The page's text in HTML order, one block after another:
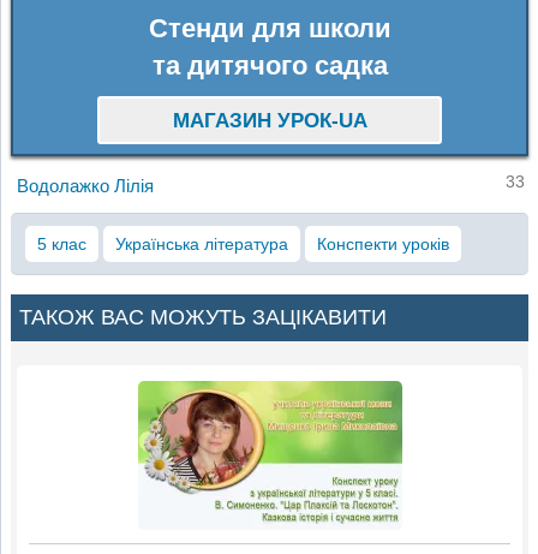
Стенди для школи
та дитячого садка
МАГАЗИН УРОК-UA
Водолажко Лілія 33
5 клас Українська література Конспекти уроків
ТАКОЖ ВАС МОЖУТЬ ЗАЦІКАВИТИ